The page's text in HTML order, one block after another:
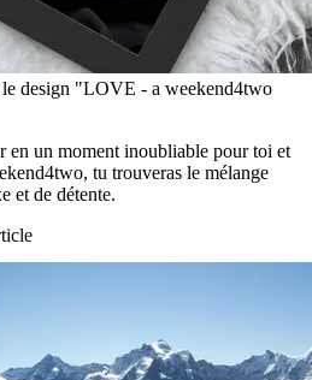
le design "LOVE - a weekend4two
en un moment inoubliable pour toi et
tu trouveras le mélange
et de détente.